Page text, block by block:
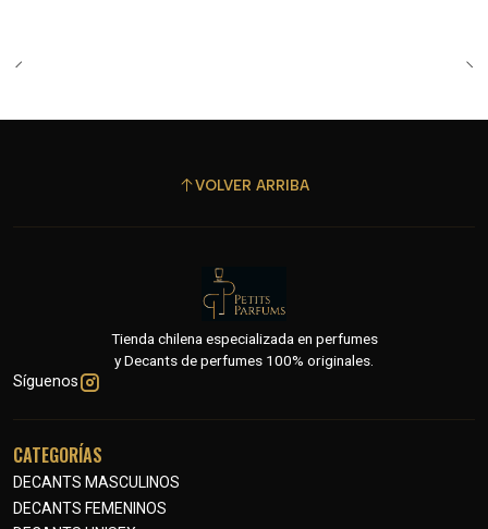
VOLVER ARRIBA
Tienda chilena especializada en perfumes
y Decants de perfumes 100% originales.
Síguenos
CATEGORÍAS
DECANTS MASCULINOS
DECANTS FEMENINOS